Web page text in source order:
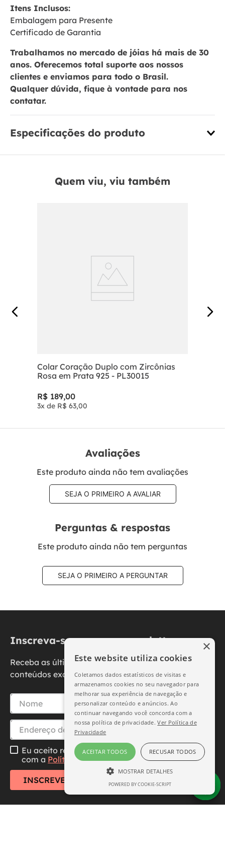
Itens Inclusos:
Embalagem para Presente
Certificado de Garantia
Trabalhamos no mercado de jóias há mais de 30
anos. Oferecemos total suporte aos nossos
clientes e enviamos para todo o Brasil.
Qualquer dúvida, fique à vontade para nos
contatar.
Especificações do produto
Quem viu, viu também
Colar Coração Duplo com Zircônias
Rosa em Prata 925 - PL30015
R$ 189,00
3x de R$ 63,00
Avaliações
Este produto ainda não tem avaliações
SEJA O PRIMEIRO A AVALIAR
Perguntas & respostas
Este produto ainda não tem perguntas
SEJA O PRIMEIRO A PERGUNTAR
Inscreva-se na nossa newsletter
Receba as últimas novidades, promoções e
conteúdos exclusivos diretamente no seu e-mail.
Eu aceito receber essa newsletter, li e concordo
com a Política de Privacidade
INSCREVER-SE
Este website utiliza cookies
Coletamos dados estatísticos de visitas e
armazenamos cookies no seu navegador para
melhorar sua experiência de navegação e
personalizar conteúdo e anúncios. Ao
continuar navegando você concorda com a
nossa política de privacidade.Ver Política de
Privacidade
ACEITAR TODOS RECUSAR TODOS
MOSTRAR DETALHES
ESTRITAMENTE NECESSÁRIO
POWERED BY COOKIE-SCRIPT
×